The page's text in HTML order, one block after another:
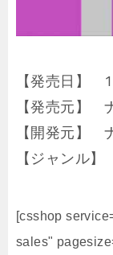
【発売日】
【発売元】
【開発元】
【ジャンル
[csshop
sales"